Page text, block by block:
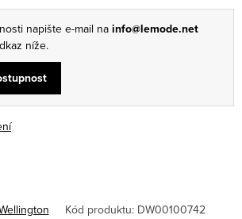
napište e-mail na info@lemode.net
níže.
Kód produktu: DW00100742